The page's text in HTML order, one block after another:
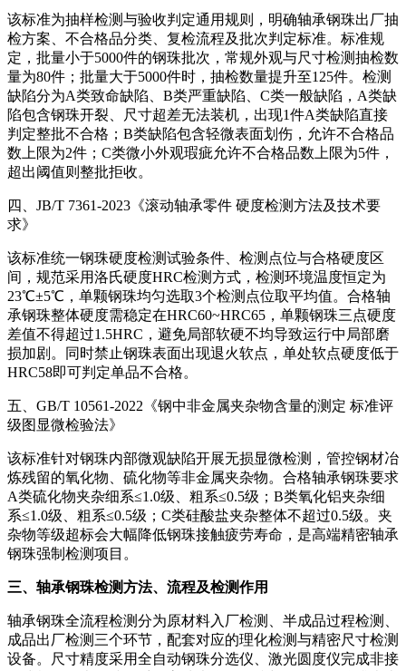
该标准为抽样检测与验收判定通用规则，明确轴承钢珠出厂抽
检方案、不合格品分类、复检流程及批次判定标准。标准规
定，批量小于5000件的钢珠批次，常规外观与尺寸检测抽检数
量为80件；批量大于5000件时，抽检数量提升至125件。检测
缺陷分为A类致命缺陷、B类严重缺陷、C类一般缺陷，A类缺
陷包含钢珠开裂、尺寸超差无法装机，出现1件A类缺陷直接
判定整批不合格；B类缺陷包含轻微表面划伤，允许不合格品
数上限为2件；C类微小外观瑕疵允许不合格品数上限为5件，
超出阈值则整批拒收。
四、JB/T 7361-2023《滚动轴承零件 硬度检测方法及技术要
求》
该标准统一钢珠硬度检测试验条件、检测点位与合格硬度区
间，规范采用洛氏硬度HRC检测方式，检测环境温度恒定为
23℃±5℃，单颗钢珠均匀选取3个检测点位取平均值。合格轴
承钢珠整体硬度需稳定在HRC60~HRC65，单颗钢珠三点硬度
差值不得超过1.5HRC，避免局部软硬不均导致运行中局部磨
损加剧。同时禁止钢珠表面出现退火软点，单处软点硬度低于
HRC58即可判定单品不合格。
五、GB/T 10561-2022《钢中非金属夹杂物含量的测定 标准评
级图显微检验法》
该标准针对钢珠内部微观缺陷开展无损显微检测，管控钢材冶
炼残留的氧化物、硫化物等非金属夹杂物。合格轴承钢珠要求
A类硫化物夹杂细系≤1.0级、粗系≤0.5级；B类氧化铝夹杂细
系≤1.0级、粗系≤0.5级；C类硅酸盐夹杂整体不超过0.5级。夹
杂物等级超标会大幅降低钢珠接触疲劳寿命，是高端精密轴承
钢珠强制检测项目。
三、轴承钢珠检测方法、流程及检测作用
轴承钢珠全流程检测分为原材料入厂检测、半成品过程检测、
成品出厂检测三个环节，配套对应的理化检测与精密尺寸检测
设备。尺寸精度采用全自动钢珠分选仪、激光圆度仪完成非接